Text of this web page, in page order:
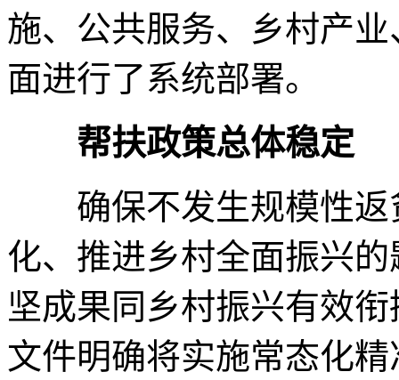
施、公共服务、乡村产
面进行了系统部署。
帮扶政策总体稳定
确保不发生规模性返
化、推进乡村全面振兴
坚成果同乡村振兴有效
文件明确将实施常态化